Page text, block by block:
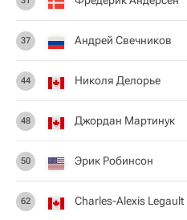
37 Андрей Свечников
44 Николя Делорье
48 Джордан Мартинук
50 Эрик Робинсон
62 Charles-Alexis Legault